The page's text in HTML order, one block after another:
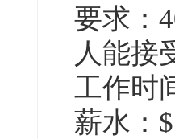
要求：
人能接
工作时
薪水：